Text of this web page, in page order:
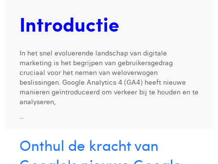
Diane Tremouroux
Elio Civalleri
Eliott Pousset
Floriane Defacqz
Glenn Vanderlinden
Hanne Van Loock
Janne Beke
Introductie
In het snel evoluerende landschap van digitale
marketing is het begrijpen van gebruikersgedrag
cruciaal voor het nemen van weloverwogen
beslissingen. Google Analytics 4 (GA4) heeft nieuwe
manieren geïntroduceerd om verkeer bij te houden en te
analyseren,
...
Onthul de kracht van